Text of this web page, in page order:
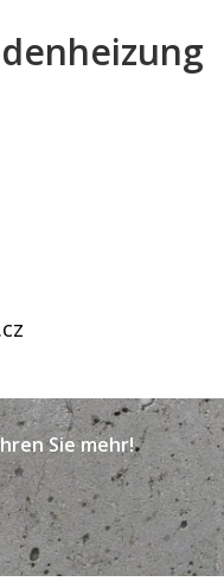
Sie mehr!